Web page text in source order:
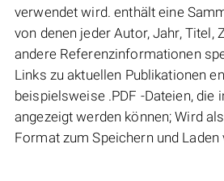
verwendet wird. enthält eine
von denen jeder Autor, Jahr, Titel,
andere Referenzinformationen
Links zu aktuellen Publikationen
beispielsweise .PDF -Dateien, die
angezeigt werden können; Wird
Format zum Speichern und Laden